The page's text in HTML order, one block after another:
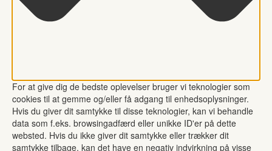
For at give dig de bedste oplevelser bruger vi teknologier som
cookies til at gemme og/eller få adgang til enhedsoplysninger.
Hvis du giver dit samtykke til disse teknologier, kan vi behandle
data som f.eks. browsingadfærd eller unikke ID'er på dette
websted. Hvis du ikke giver dit samtykke eller trækker dit
samtykke tilbage, kan det have en negativ indvirkning på visse